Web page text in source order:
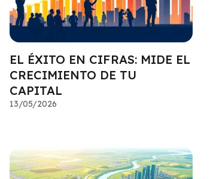
EL ÉXITO EN CIFRAS: MIDE EL
CRECIMIENTO DE TU
CAPITAL
13/05/2026